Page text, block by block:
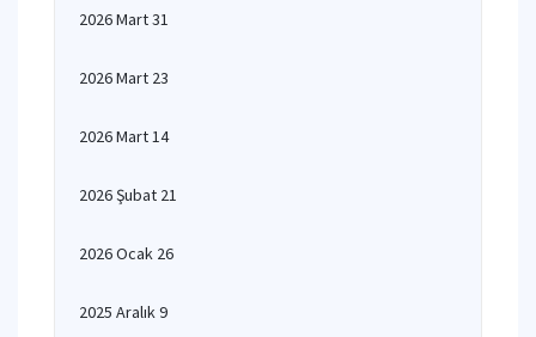
2026 Mart 31
2026 Mart 23
2026 Mart 14
2026 Şubat 21
2026 Ocak 26
2025 Aralık 9